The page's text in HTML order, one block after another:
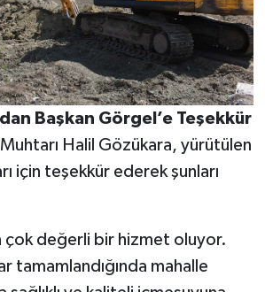
Başkan Görgel’e Teşekkür
Halil Gözükara, yürütülen
için teşekkür ederek şunları
çok değerli bir hizmet oluyor.
tamamlandığında mahalle